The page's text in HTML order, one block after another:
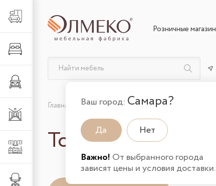
Гостиная
Детская
Кухня
Офис
Розничные
Ваш город: Самара?
Да Нет
Важно! От выбранного города
зависят цены и условия доставки.
Главная Товары участвующие в акции
Товары